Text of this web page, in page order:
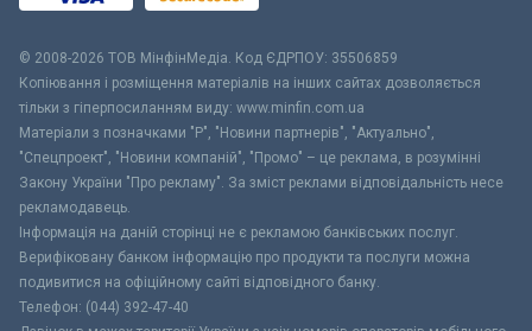
© 2008-2026 ТОВ МiнфiнМедiа. Код ЄДРПОУ: 35506859
Копіювання і розміщення матеріалів на інших сайтах дозволяється
тільки з гіперпосиланням виду: www.minfin.com.ua
Матеріали з позначками "Р", "Новини партнерів", "Актуально",
"Спецпроект", "Новини компаній", "Промо" – це реклама, в розумінні
Закону України "Про рекламу". За зміст реклами відповідальність несе
рекламодавець.
Інформація на даній сторінці не є рекламою банківських послуг.
Верифіковану банком інформацію про продукти та послуги можна
подивитися на офіційному сайті відповідного банку.
Телефон: (044) 392-47-40